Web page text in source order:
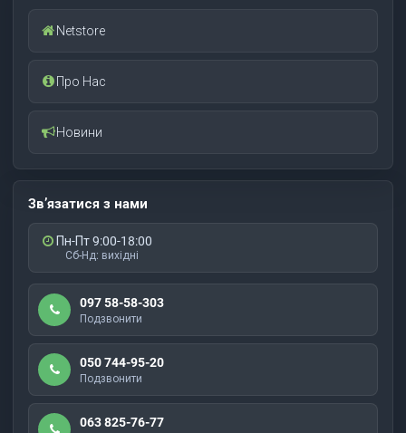
Netstore
Про Нас
Новини
Зв’язатися з нами
Пн-Пт 9:00-18:00
Сб-Нд: вихідні
097 58-58-303
Подзвонити
050 744-95-20
Подзвонити
063 825-76-77